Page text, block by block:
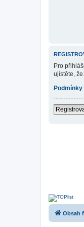
Pro
ujistěte,
Obsah